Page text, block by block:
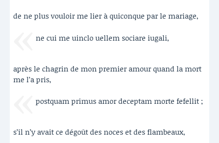
de ne plus vouloir me lier à quiconque par le mariage,
ne cui me uinclo uellem sociare iugali,
après le chagrin de mon premier amour quand la mort
me l’a pris,
postquam primus amor deceptam morte fefellit ;
s’il n’y avait ce dégoût des noces et des flambeaux,